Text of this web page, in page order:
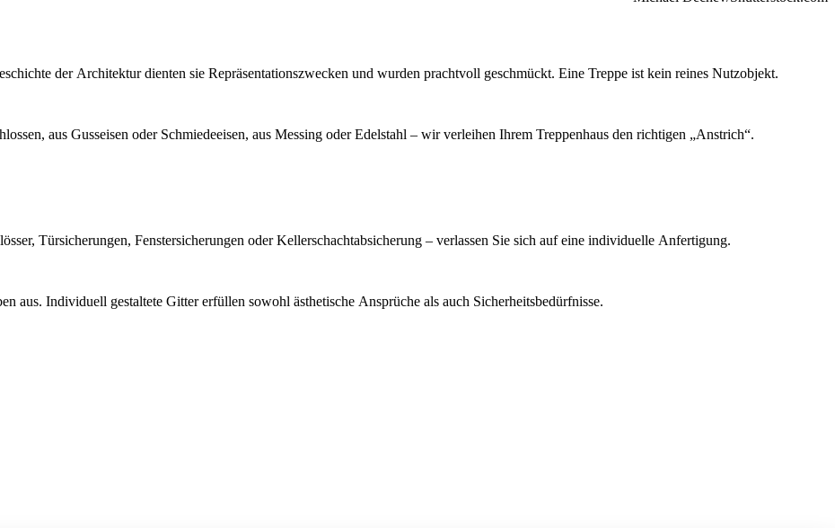
der Architektur dienten sie Repräsentationszwecken und wurden prachtvoll geschmückt. Eine Treppe ist kein reines Nutzobjekt.
aus Gusseisen oder Schmiedeeisen, aus Messing oder Edelstahl – wir verleihen Ihrem Treppenhaus den richtigen „Anstrich“.
Türsicherungen, Fenstersicherungen oder Kellerschachtabsicherung – verlassen Sie sich auf eine individuelle Anfertigung.
aus. Individuell gestaltete Gitter erfüllen sowohl ästhetische Ansprüche als auch Sicherheitsbedürfnisse.